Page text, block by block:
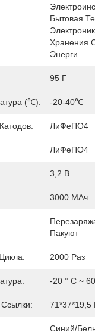
Бытовая
Хранения
Энерги
95 Г
(℃): -20-40℃
ЛиФеПО4
ЛиФеПО4
3,2 В
3000 МАч
Пакуют
2000 Раз
-20 ° C ~ 60
Синий/